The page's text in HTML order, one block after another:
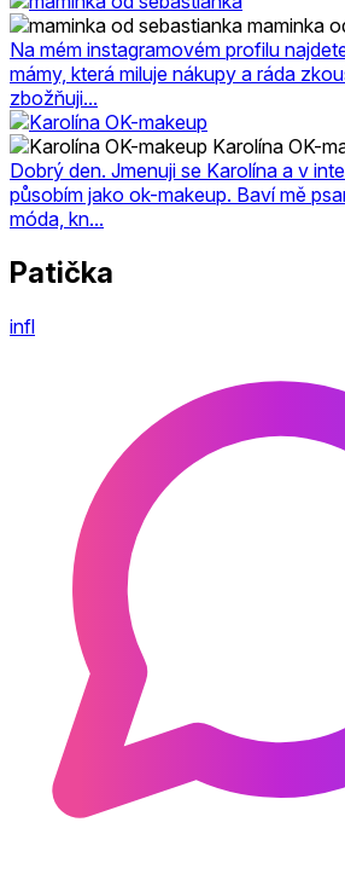
maminka
Na mém instagramovém profilu
mámy, která miluje nákupy a ráda
zbožňuji...
Karolína OK-
Dobrý den. Jmenuji se Karolína a v
působím jako ok-makeup. Baví mě
móda, kn...
Patička
infl